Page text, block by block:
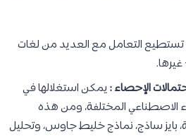
التعامل مع العديد من لغات
الإحصاء :يمكن استغلالها في
الاصطناعي المختلفة، ومن هذه
بايز ساذج، نماذج خليط جاوس، وتحليل